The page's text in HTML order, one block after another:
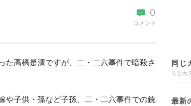
0
コメント
高橋是清ですが、二・二六事件で暗殺さ
や子供・孫など子孫、二・二六事件での銃
同じ
同じカ
最新